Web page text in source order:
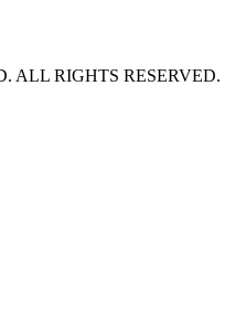
ALL RIGHTS RESERVED.